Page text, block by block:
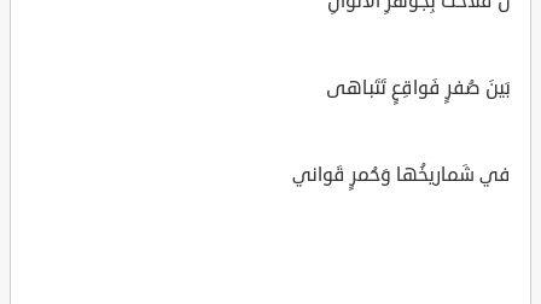
بَينَ صُفرٍ فَواقِعٍ تَتَباهى
في شَماريخُها وَحُمرٍ قَواني